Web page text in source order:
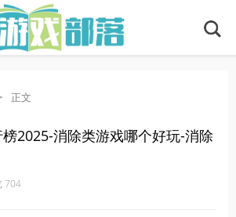
正文
2025-消除类游戏哪个好玩-消除
704